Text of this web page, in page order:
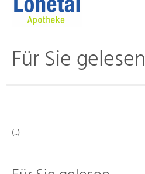
Für Sie gelesen
(..)